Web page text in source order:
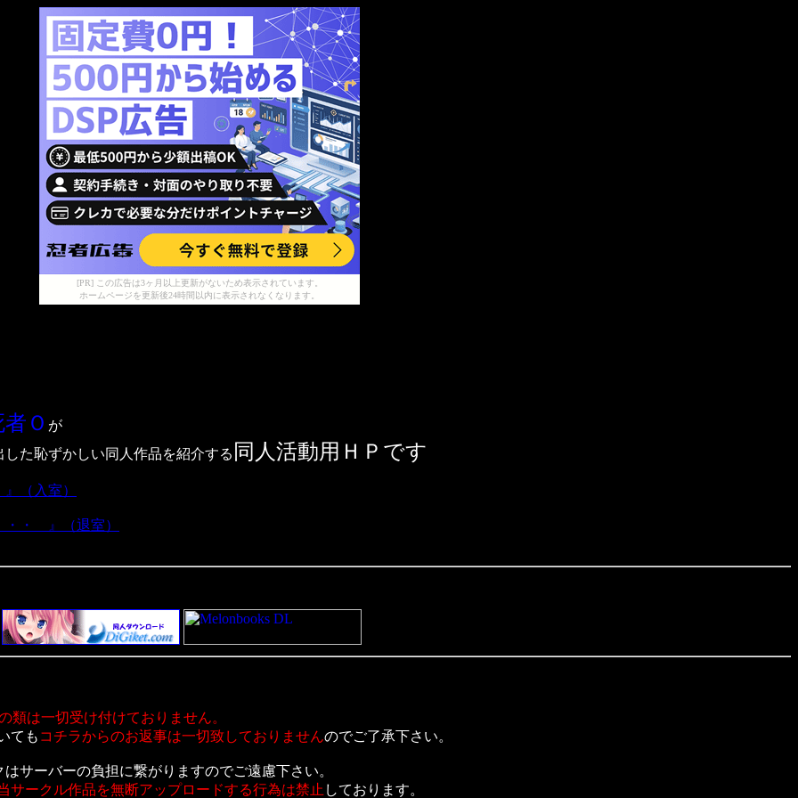
[PR] この広告は3ヶ月以上更新がないため表示されています。
ホームページを更新後24時間以内に表示されなくなります。
Ｏ が
た恥ずかしい同人作品を紹介する 同人活動用ＨＰです
（入室）
・ 』（退室）
類は一切受け付けておりません。
ても コチラからのお返事は一切致しておりませんのでご了承下さい。
サーバーの負担に繋がりますのでご遠慮下さい。
ークル作品を無断アップロードする行為は禁止 しております。